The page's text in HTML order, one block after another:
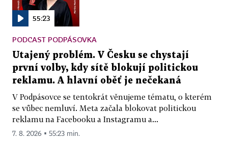
55:23
PODCAST PODPÁSOVKA
Utajený problém. V Česku se chystají
první volby, kdy sítě blokují politickou
reklamu. A hlavní oběť je nečekaná
V Podpásovce se tentokrát věnujeme tématu, o kterém
se vůbec nemluví. Meta začala blokovat politickou
reklamu na Facebooku a Instagramu a...
7. 8. 2026 ▪ 55:23 min.